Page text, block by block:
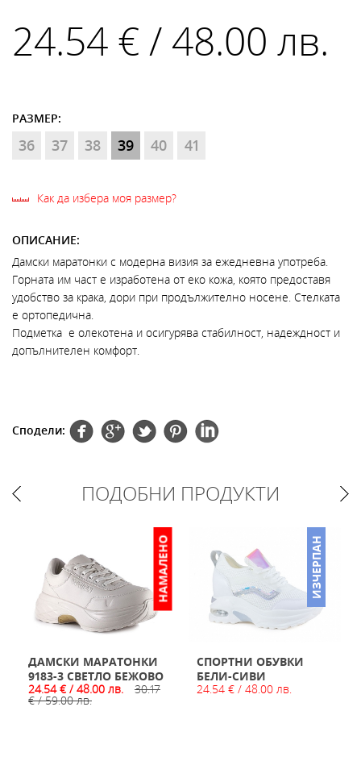
24.54 € / 48.00 лв.
РАЗМЕР:
36 37 38 39 40 41
Как да избера моя размер?
ОПИСАНИЕ:
Дамски маратонки с модерна визия за ежедневна употреба.
Горната им част е изработена от еко кожа, която предоставя
удобство за крака, дори при продължително носене. Стелката
е ортопедична.
Подметка е олекотена и осигурява стабилност, надеждност и
допълнителен комфорт.
Сподели:
ПОДОБНИ ПРОДУКТИ
НАМАЛЕНО
ДАМСКИ МАРАТОНКИ
9183-3 СВЕТЛО БЕЖОВО
24.54 € / 48.00 лв.
30.17
€ / 59.00 лв.
ИЗЧЕРПАН
СПОРТНИ ОБУВКИ
БЕЛИ-СИВИ
24.54 € / 48.00 лв.